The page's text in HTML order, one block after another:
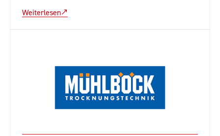
Weiterlesen